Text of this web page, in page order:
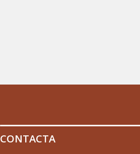
CONTACTA